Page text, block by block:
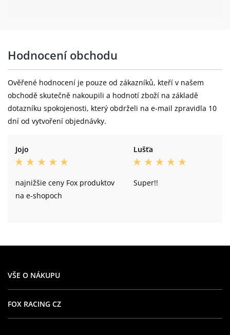
Hodnocení obchodu
Ověřené hodnocení je pouze od zákazníků, kteří v našem
obchodě skutečně nakoupili a hodnotí zboží na základě
dotazníku spokojenosti, který obdrželi na e-mail zpravidla 10
dní od vytvoření objednávky.
Jojo
najnižšie ceny Fox produktov
na e-shopoch
Lušťa
Super!!
VŠE O NÁKUPU
FOX RACING CZ